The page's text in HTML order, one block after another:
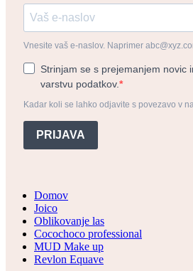
Vnesite vaš e-naslov. Naprimer
Strinjam se s prejemanjem novic
varstvu podatkov.
Kadar koli se lahko odjavite s povezavo v
PRIJAVA
Domov
Joico
Oblikovanje las
Cocochoco professional
MUD Make up
Revlon Equave